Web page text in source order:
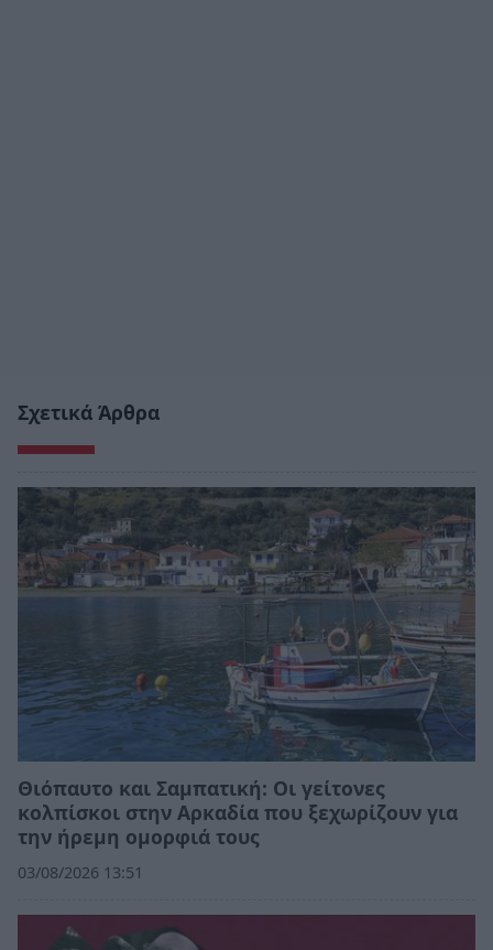
Σχετικά Άρθρα
Θιόπαυτο και Σαμπατική: Οι γείτονες
κολπίσκοι στην Αρκαδία που ξεχωρίζουν για
την ήρεμη ομορφιά τους
03/08/2026 13:51